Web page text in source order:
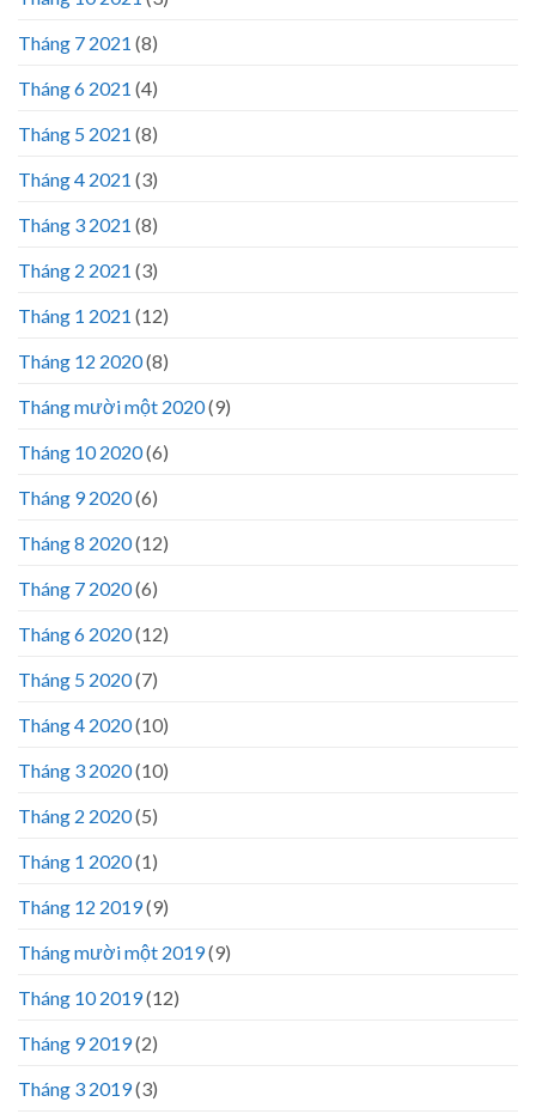
Tháng 7 2021 (8)
Tháng 6 2021 (4)
Tháng 5 2021 (8)
Tháng 4 2021 (3)
Tháng 3 2021 (8)
Tháng 2 2021 (3)
Tháng 1 2021 (12)
Tháng 12 2020(8)
Tháng mười một 2020(9)
Tháng 10 2020(6)
Tháng 9 2020(6)
Tháng 8 2020(12)
Tháng 7 2020(6)
Tháng 6 2020(12)
Tháng 5 2020(7)
Tháng 4 2020(10)
Tháng 3 2020(10)
Tháng 2 2020(5)
Tháng 1 2020(1)
Tháng 12 2019(9)
Tháng mười một 2019(9)
Tháng 10 2019(12)
Tháng 9 2019(2)
Tháng 3 2019(3)